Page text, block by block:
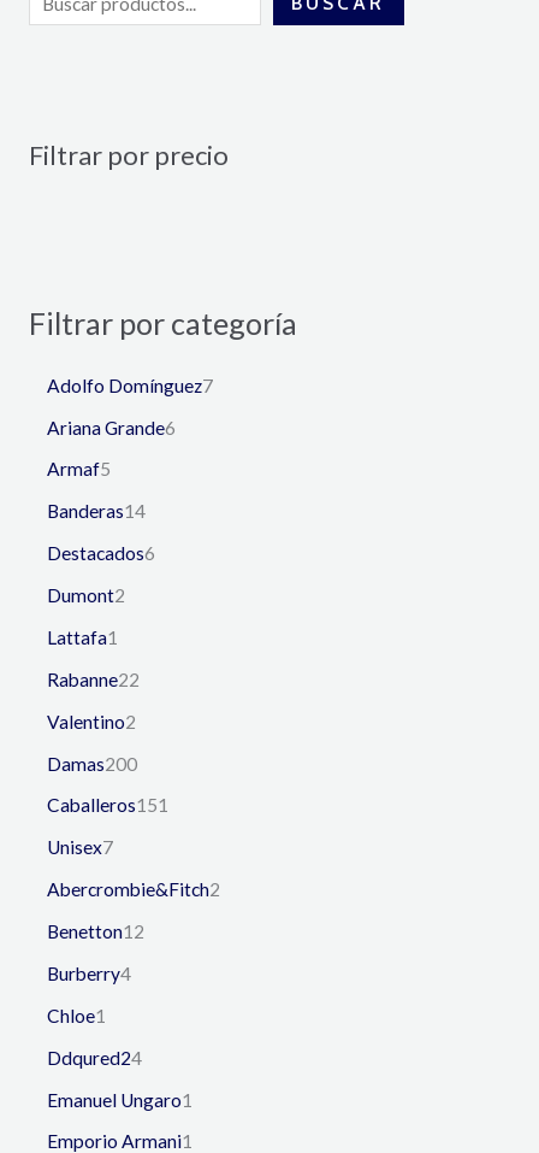
Filtrar por precio
Filtrar por categoría
Adolfo Domínguez7
Ariana Grande6
Armaf5
Banderas14
Destacados6
Dumont2
Lattafa1
Rabanne22
Valentino2
Damas200
Caballeros151
Unisex7
Abercrombie&Fitch2
Benetton12
Burberry4
Chloe1
Ddqured24
Emanuel Ungaro1
Emporio Armani1